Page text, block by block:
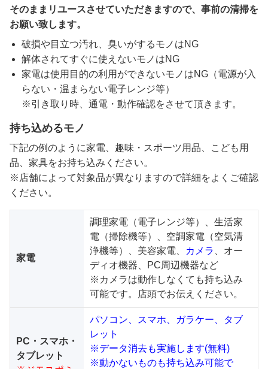
そのままリユースさせていただきますので、事前の清掃を
お願い致します。
破損や目立つ汚れ、臭いがするモノはNG
解体されてすぐに使えないモノはNG
家電は使用目的の利用ができないモノはNG（電源が入
らない・温まらない電子レンジ等）
※引き取り時、通電・動作確認をさせて頂きます。
持ち込めるモノ
下記の例のように家電、趣味・スポーツ用品、こども用
品、家具をお持ち込みください。
※店舗によって対象品が異なりますので詳細をよくご確認
ください。
家電
調理家電（電子レンジ等）、生活家
電（掃除機等）、空調家電（空気清
浄機等）、美容家電、
カメラ
、オー
ディオ機器、PC周辺機器など
※カメラは動作しなくても持ち込み
可能です。店頭でお伝えください。
PC・スマホ・
タブレット
パソコン、スマホ、ガラケー、タブ
レット
※データ消去も実施します(無料)
※動かないものも持ち込み可能で